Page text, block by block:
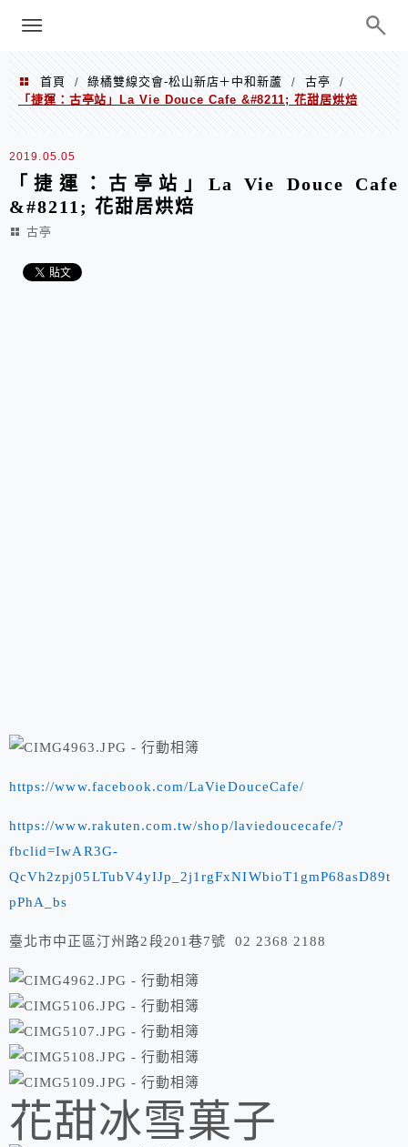
巧、世界走透透
menu
首頁 / 綠橘雙線交會-松山新店＋中和新蘆 / 古亭
/
「捷運：古亭站」La Vie Douce Cafe &#8211; 花甜居烘焙
2019.05.05
「捷運：古亭站」La Vie Douce Cafe
&#8211; 花甜居烘焙
古亭
https://www.facebook.com/LaVieDouceCafe/
https://www.rakuten.com.tw/shop/laviedoucecafe/?
fbclid=IwAR3G-
QcVh2zpj05LTubV4yIJp_2j1rgFxNIWbioT1gmP68asD89t
pPhA_bs
臺北市中正區汀州路2段201巷7號 02 2368 2188
花甜冰雪菓子